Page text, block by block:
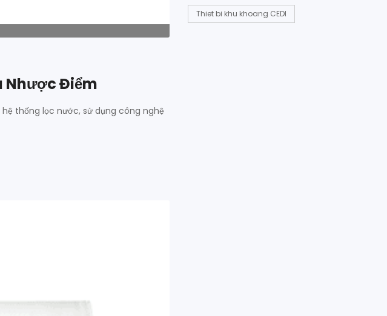
Nhược Điểm
thống lọc nước, sử dụng công nghệ
Thiet bi khu khoang CEDI